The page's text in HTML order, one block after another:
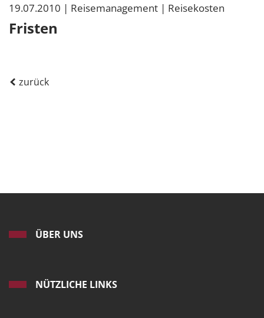
19.07.2010 | Reisemanagement | Reisekosten
Fristen
zurück
ÜBER UNS
NÜTZLICHE LINKS